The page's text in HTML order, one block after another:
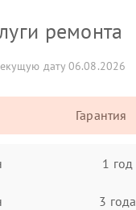
ремонта
дату 06.08.2026
Гарантия
1 год
3 года